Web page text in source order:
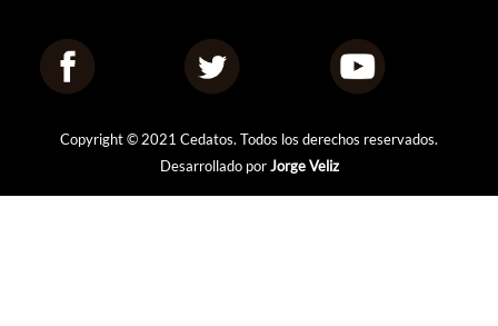
Copyright © 2021 Cedatos. Todos los derechos reservados.
Desarrollado porJorge Veliz